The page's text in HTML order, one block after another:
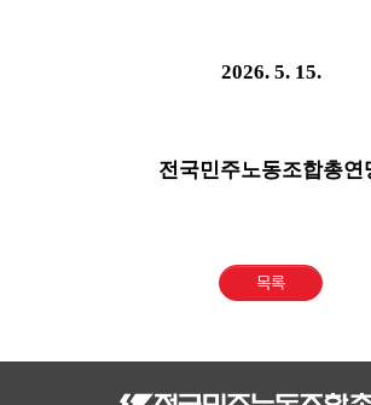
2026. 5. 15.
전국민주노동조합총연
목록